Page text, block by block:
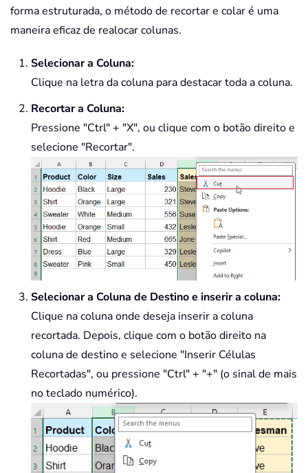
forma estruturada, o método de recortar e colar é uma
maneira eficaz de realocar colunas.
Selecionar a Coluna:
Clique na letra da coluna para destacar toda a coluna.
Recortar a Coluna:
Pressione "Ctrl" + "X", ou clique com o botão direito e
selecione "Recortar".
Selecionar a Coluna de Destino e inserir a coluna:
Clique na coluna onde deseja inserir a coluna
recortada. Depois, clique com o botão direito na
coluna de destino e selecione "Inserir Células
Recortadas", ou pressione "Ctrl" + "+" (o sinal de mais
no teclado numérico).